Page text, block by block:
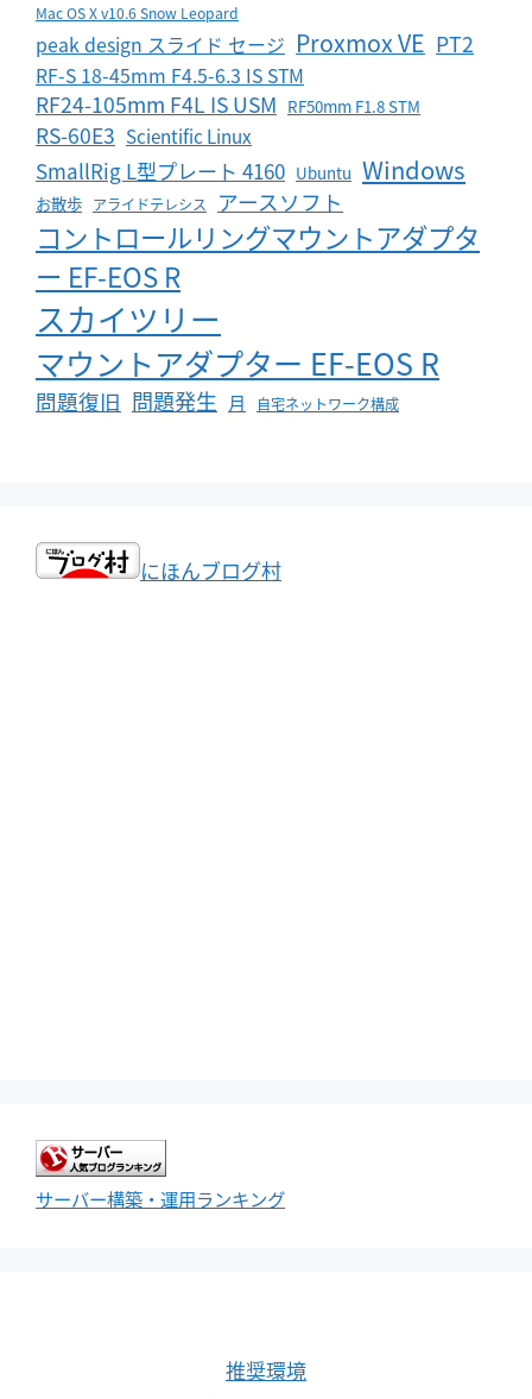
Mac OS X v10.6 Snow Leopard
peak design スライド セージ Proxmox VE PT2
RF-S 18-45mm F4.5-6.3 IS STM
RF24-105mm F4L IS USM RF50mm F1.8 STM
RS-60E3 Scientific Linux
SmallRig L型プレート 4160 Ubuntu Windows
お散歩 アライドテレシス アースソフト
コントロールリングマウントアダプタ
ー EF-EOS R
スカイツリー
マウントアダプター EF-EOS R
問題復旧 問題発生 月 自宅ネットワーク構成
にほんブログ村
サーバー構築・運用ランキング
推奨環境